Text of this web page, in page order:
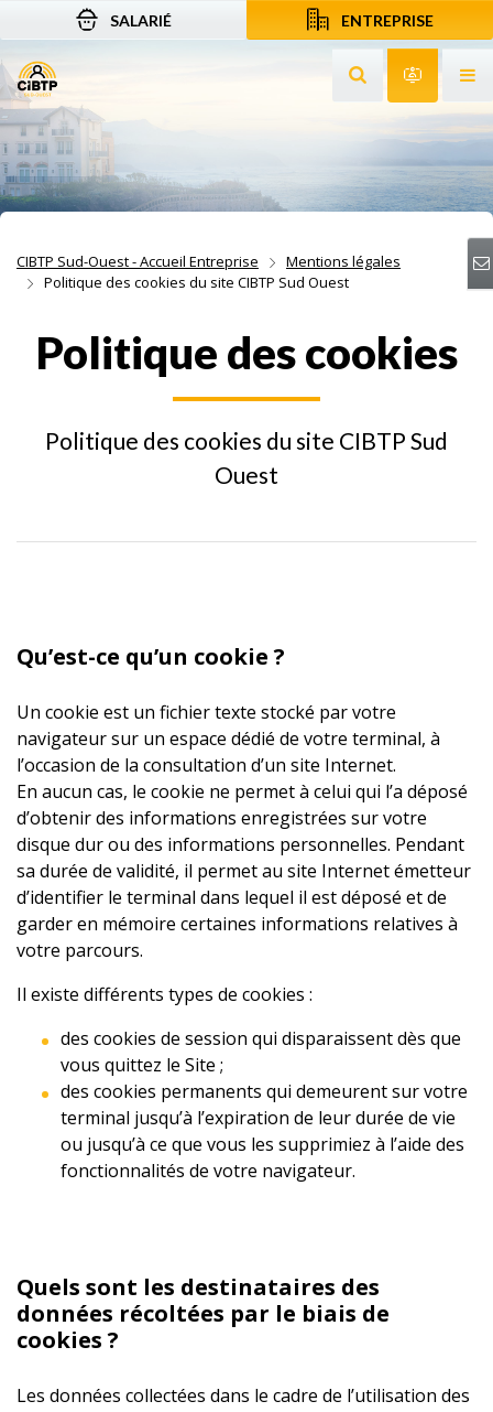
Aller au contenu
Aller à la recherche
Aller à la navigation
SALARIÉ ENTREPRISE
Rechercher sur
CIBTP Sud-Ouest - Accueil Entreprise
Mentions légales
Politique des cookies du site CIBTP Sud Ouest
Politique des cookies
Politique des cookies du site CIBTP Sud
Ouest
Qu’est-ce qu’un cookie ?
Un cookie est un fichier texte stocké par votre
navigateur sur un espace dédié de votre terminal, à
l’occasion de la consultation d’un site Internet.
En aucun cas, le cookie ne permet à celui qui l’a déposé
d’obtenir des informations enregistrées sur votre
disque dur ou des informations personnelles. Pendant
sa durée de validité, il permet au site Internet émetteur
d’identifier le terminal dans lequel il est déposé et de
garder en mémoire certaines informations relatives à
votre parcours.
Il existe différents types de cookies :
des cookies de session qui disparaissent dès que
vous quittez le Site ;
des cookies permanents qui demeurent sur votre
terminal jusqu’à l’expiration de leur durée de vie
ou jusqu’à ce que vous les supprimiez à l’aide des
fonctionnalités de votre navigateur.
Quels sont les destinataires des
données récoltées par le biais de
cookies ?
Les données collectées dans le cadre de l’utilisation des